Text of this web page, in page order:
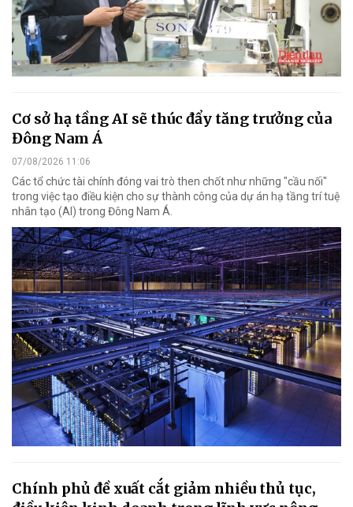
Cơ sở hạ tầng AI sẽ thúc đẩy tăng trưởng của
Đông Nam Á
07/08/2026 11:06
Các tổ chức tài chính đóng vai trò then chốt như những "cầu nối"
trong việc tạo điều kiện cho sự thành công của dự án hạ tầng trí tuệ
nhân tạo (AI) trong Đông Nam Á.
Chính phủ đề xuất cắt giảm nhiều thủ tục,